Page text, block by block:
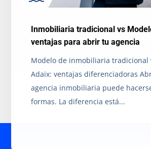
Inmobiliaria tradicional vs
ventajas para abrir tu agencia
Modelo de inmobiliaria tradicional
Adaix: ventajas diferenciadoras
agencia inmobiliaria puede
formas. La diferencia está...